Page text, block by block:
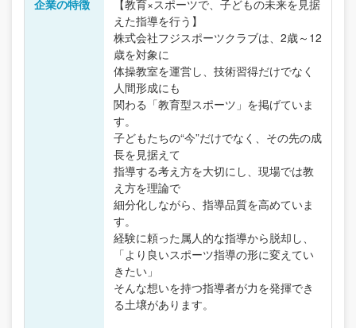
企業の特徴
【教育×スポーツで、子どもの未来を見据
えた指導を行う】
株式会社フジスポーツクラブは、2歳～12
歳を対象に
体操教室を運営し、技術習得だけでなく
人間形成にも
関わる「教育型スポーツ」を掲げていま
す。
子どもたちの“今”だけでなく、その先の成
長を見据えて
指導する考え方を大切にし、現場では教
え方を理論で
細分化しながら、指導品質を高めていま
す。
経験に頼った属人的な指導から脱却し、
「より良いスポーツ指導の形に変えてい
きたい」
そんな想いを持つ指導者が力を発揮でき
る土壌があります。